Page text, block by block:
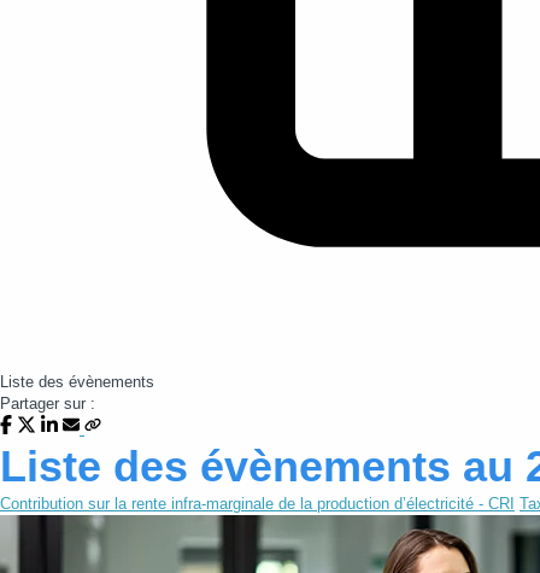
Liste des évènements
Partager sur :
Liste des évènements au
Contribution sur la rente infra-marginale de la production d’électricité - CRI